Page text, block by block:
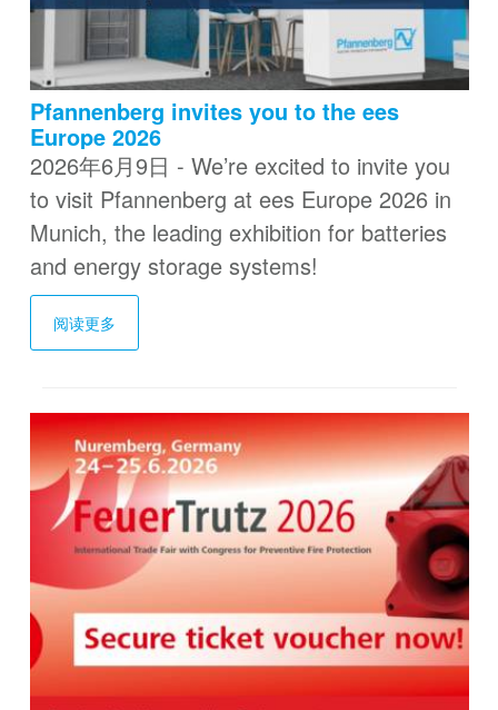
Pfannenberg invites you to the ees
Europe 2026
2026年6月9日 - We’re excited to invite you
to visit Pfannenberg at ees Europe 2026 in
Munich, the leading exhibition for batteries
and energy storage systems!
阅读更多